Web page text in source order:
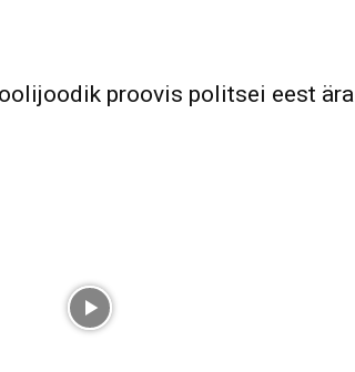
proovis politsei eest ära